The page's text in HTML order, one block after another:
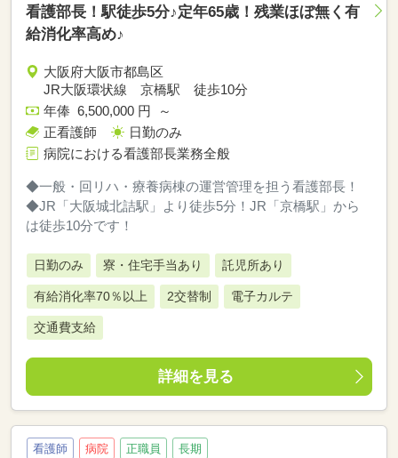
看護部長！駅徒歩5分♪定年65歳！残業ほぼ無く有
給消化率高め♪
大阪府大阪市都島区
JR大阪環状線 京橋駅 徒歩10分
年俸 6,500,000 円 ～
正看護師
日勤のみ
病院における看護部長業務全般
◆一般・回リハ・療養病棟の運営管理を担う看護部長！
◆JR「大阪城北詰駅」より徒歩5分！JR「京橋駅」から
は徒歩10分です！
日勤のみ 寮・住宅手当あり 託児所あり
有給消化率70％以上 2交替制 電子カルテ
交通費支給
詳細を見る
看護師 病院 正職員 長期